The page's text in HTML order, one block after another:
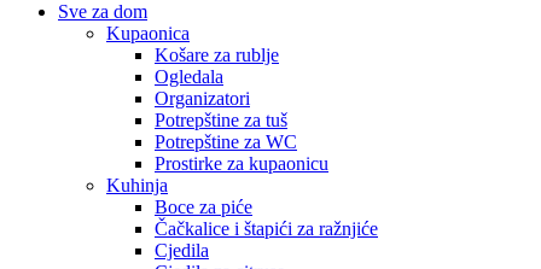
Sve za dom
Kupaonica
Košare za rublje
Ogledala
Organizatori
Potrepštine za tuš
Potrepštine za WC
Prostirke za kupaonicu
Kuhinja
Boce za piće
Čačkalice i štapići za ražnjiće
Cjedila